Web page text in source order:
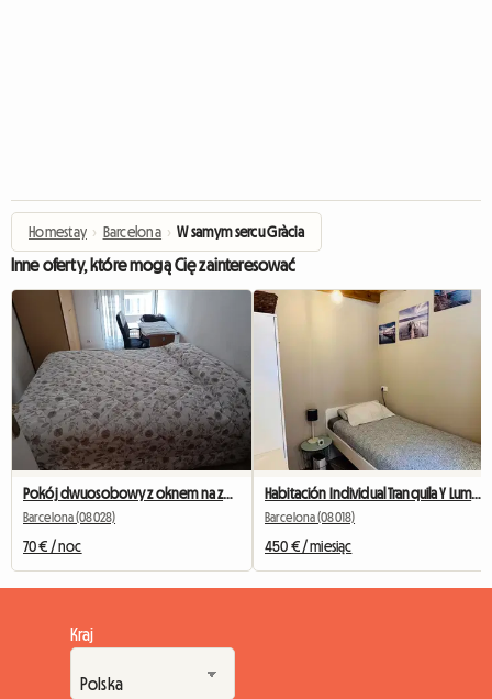
Homestay › Barcelona › W samym sercu Gràcia
Inne oferty, które mogą Cię zainteresować
Pokój dwuosobowy z oknem na zewnątrz naprzeciwko Camp Nou
Barcelona (08028)
70 € / noc
Habitación Individual Tranquila Y Luminosa
Barcelona (08018)
450 € / miesiąc
Kraj